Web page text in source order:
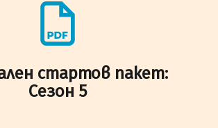
стартов пакет:
Сезон 5